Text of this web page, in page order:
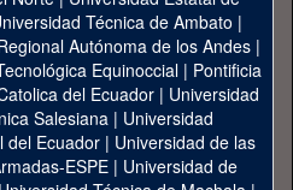
Técnica de Ambato |
Autónoma de los Andes|
Equinoccial| Pontificia
del Ecuador | Universidad
Salesiana | Universidad
del Ecuador | Universidad de las
ESPE | Universidad de